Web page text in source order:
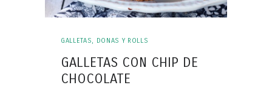
GALLETAS, DONAS Y ROLLS
GALLETAS CON CHIP DE
CHOCOLATE